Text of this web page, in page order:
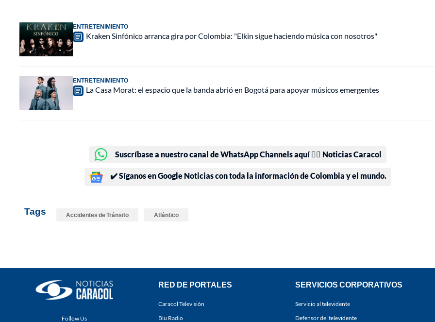
ENTRETENIMIENTO
Kraken Sinfónico arranca gira por Colombia: "Elkin sigue haciendo música con nosotros"
ENTRETENIMIENTO
La Casa Morat: el espacio que la banda abrió en Bogotá para apoyar músicos emergentes
Suscríbase a nuestro canal de WhatsApp Channels aquí 👉🏻 Noticias Caracol
✔️ Síganos en Google Noticias con toda la información de Colombia y el mundo.
Tags Accidentes de Tránsito Atlántico
Follow Us
RED DE PORTALES
Caracol Televisión
Blu Radio
SERVICIOS CORPORATIVOS
Servicio al televidente
Defensor del televidente